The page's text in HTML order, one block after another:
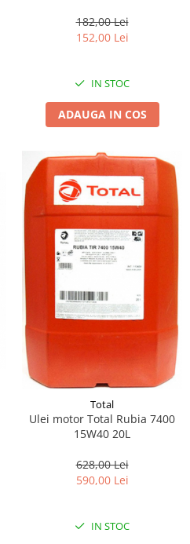
182,00 Lei
152,00 Lei
IN STOC
ADAUGA IN COS
Total
Ulei motor Total Rubia 7400
15W40 20L
628,00 Lei
590,00 Lei
IN STOC